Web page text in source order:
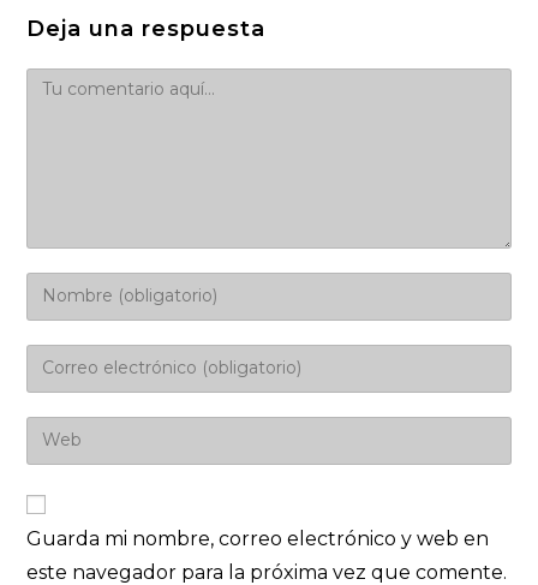
Deja una respuesta
Guarda mi nombre, correo electrónico y web en
este navegador para la próxima vez que comente.